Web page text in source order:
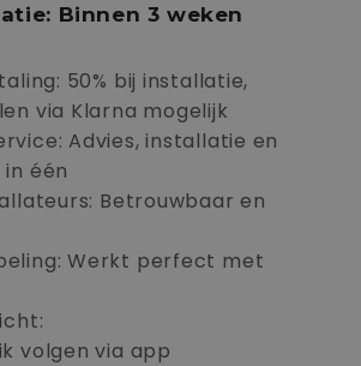
Binnen 3 weken
50% bij installatie,
via Klarna mogelijk
Advies, installatie en
één
Betrouwbaar en
Werkt perfect met
volgen via app